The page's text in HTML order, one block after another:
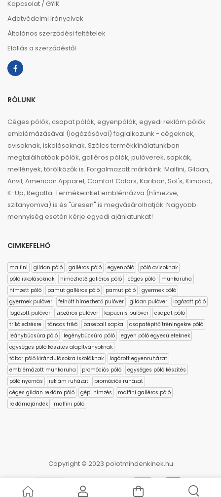
Kapcsolat / GYIK
Adatvédelmi Irányelvek
Általános szerződési feltételek
Elállás a szerződéstől
RÓLUNK
Céges pólók, csapat pólók, egyenpólók, egyedi reklám pólók
emblémázásával (logózásával) foglalkozunk - cégeknek,
ovisoknak, iskolásoknak. Széles termékkínálatunkban
megtalálhatóak pólók, galléros pólók, pulóverek, sapkák,
mellények, törölközők is. Forgalmazott márkáink: Malfini, Gildan,
Anvil, American Apparel, Comfort Colors, Kariban, Sol's, Kimood,
K-Up, Regatta. Termékeinket emblémázva (hímezve,
szitanyomva) is és "üresen" is megvásárolhatják. Nagyobb
mennyiség esetén kérje egyedi ajánlatunkat!
CIMKEFELHŐ
malfini gildan póló galléros póló egyenpóló
póló ovisoknak
póló iskolásoknak
hímezhető galléros póló céges póló
munkaruha
hímzett póló
pamut galléros póló pamut póló
gyermek póló
gyermek pulóver
felnőtt hímezhető pulóver gildan pulóver
logózott póló
logózott pulóver
zipzáros pulóver kapucnis pulóver
csapat póló
trikó edzésre
táncos trikó baseball sapka
csapatépítő tréningekre póló
leánybúcsúra póló
legénybúcsúra póló
egyen póló egyesületeknek
egységes póló készítés alapítványoknak
tábor póló kirándulásokra iskoláknak
logózott egyenruházat
emblémázott munkaruha
promóciós póló
egységes póló készítés
póló nyomás
reklám ruházat
promóciós ruházat
céges gildan reklám póló
gépi hímzés
malfini galléros póló
reklámajándék
malfini póló
Copyright © 2023 polotmindenkinek.hu